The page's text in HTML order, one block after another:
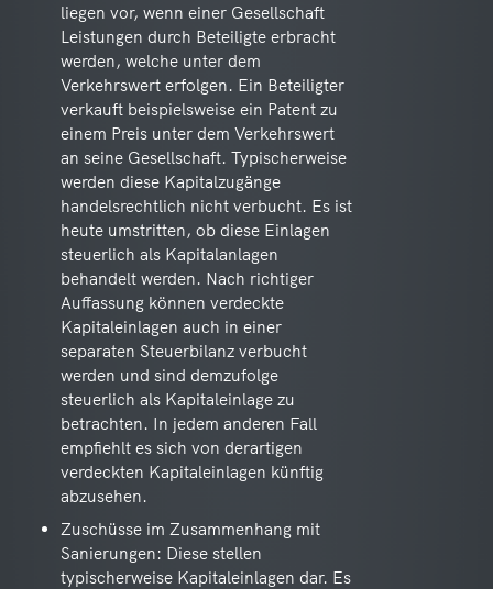
liegen vor, wenn einer Gesellschaft
Leistungen durch Beteiligte erbracht
werden, welche unter dem
Verkehrswert erfolgen. Ein Beteiligter
verkauft beispielsweise ein Patent zu
einem Preis unter dem Verkehrswert
an seine Gesellschaft. Typischerweise
werden diese Kapitalzugänge
handelsrechtlich nicht verbucht. Es ist
heute umstritten, ob diese Einlagen
steuerlich als Kapitalanlagen
behandelt werden. Nach richtiger
Auffassung können verdeckte
Kapitaleinlagen auch in einer
separaten Steuerbilanz verbucht
werden und sind demzufolge
steuerlich als Kapitaleinlage zu
betrachten. In jedem anderen Fall
empfiehlt es sich von derartigen
verdeckten Kapitaleinlagen künftig
abzusehen.
Zuschüsse im Zusammenhang mit
Sanierungen: Diese stellen
typischerweise Kapitaleinlagen dar. Es